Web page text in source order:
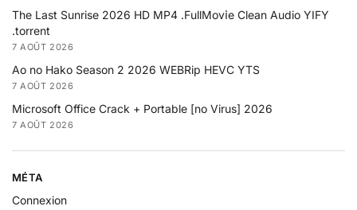
The Last Sunrise 2026 HD MP4 .FullMov𝗂e Clean Audio YIFY
.torrent
7 AOÛT 2026
Ao no Hako Season 2 2026 WEBRip HEVC YTS
7 AOÛT 2026
Microsoft Office Crack + Portable [no Virus] 2026
7 AOÛT 2026
MÉTA
Connexion